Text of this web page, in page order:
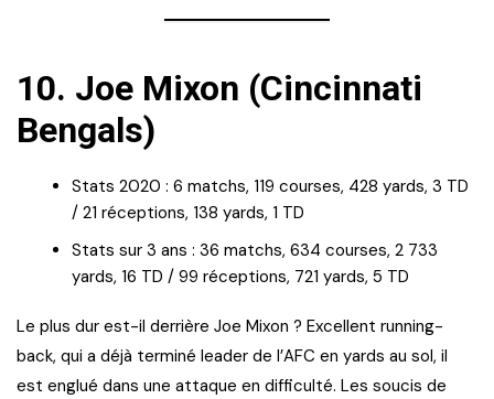
10. Joe Mixon (Cincinnati
Bengals)
Stats 2020 : 6 matchs, 119 courses, 428 yards, 3 TD
/ 21 réceptions, 138 yards, 1 TD
Stats sur 3 ans : 36 matchs, 634 courses, 2 733
yards, 16 TD / 99 réceptions, 721 yards, 5 TD
Le plus dur est-il derrière Joe Mixon ? Excellent running-
back, qui a déjà terminé leader de l’AFC en yards au sol, il
est englué dans une attaque en difficulté. Les soucis de